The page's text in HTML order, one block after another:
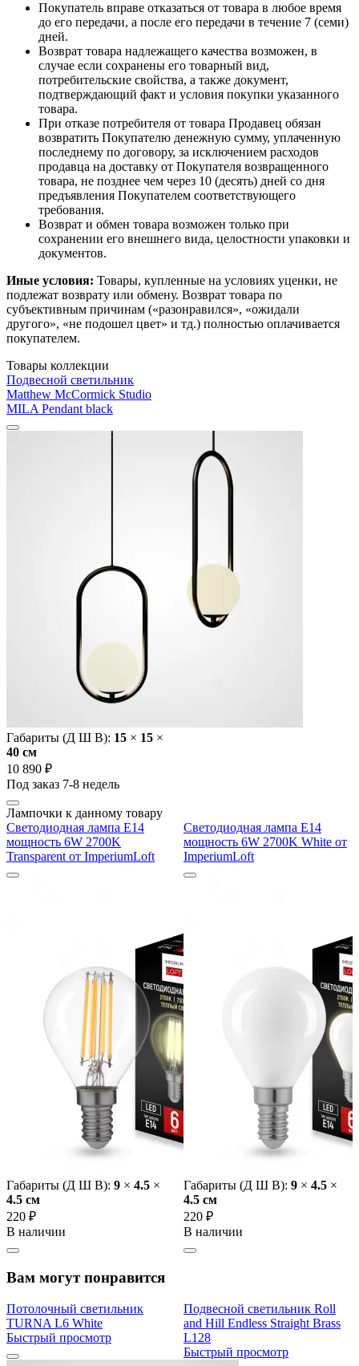
Покупатель вправе отказаться от товара в любое время
до его передачи, а после его передачи в течение 7 (семи)
дней.
Возврат товара надлежащего качества возможен, в
случае если сохранены его товарный вид,
потребительские свойства, а также документ,
подтверждающий факт и условия покупки указанного
товара.
При отказе потребителя от товара Продавец обязан
возвратить Покупателю денежную сумму, уплаченную
последнему по договору, за исключением расходов
продавца на доставку от Покупателя возвращенного
товара, не позднее чем через 10 (десять) дней со дня
предъявления Покупателем соответствующего
требования.
Возврат и обмен товара возможен только при
сохранении его внешнего вида, целостности упаковки и
документов.
Иные условия: Товары, купленные на условиях уценки, не
подлежат возврату или обмену. Возврат товара по
субъективным причинам («разонравился», «ожидали
другого», «не подошел цвет» и тд.) полностью оплачивается
покупателем.
Товары коллекции
Подвесной светильник
Matthew McCormick Studio
MILA Pendant black
Габариты (Д Ш В): 15 × 15 ×
40 cм
10 890 ₽
Под заказ 7-8 недель
Лампочки к данному товару
Светодиодная лампа E14
мощность 6W 2700K
Transparent от ImperiumLoft
Габариты (Д Ш В): 9 × 4.5 ×
4.5 cм
220 ₽
В наличии
Светодиодная лампа E14
мощность 6W 2700K White от
ImperiumLoft
Габариты (Д Ш В): 9 × 4.5 ×
4.5 cм
220 ₽
В наличии
Вам могут понравится
Потолочный светильник
TURNA L6 White
Быстрый просмотр
Подвесной светильник Roll
and Hill Endless Straight Brass
L128
Быстрый просмотр